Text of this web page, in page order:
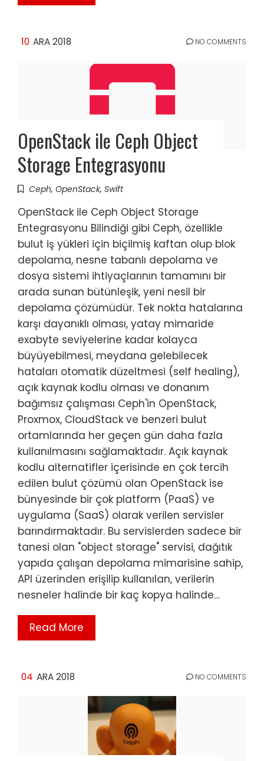
10 ARA 2018 NO COMMENTS
OpenStack ile Ceph Object
Storage Entegrasyonu
Ceph, OpenStack, Swift
OpenStack ile Ceph Object Storage
Entegrasyonu Bilindiği gibi Ceph, özellikle
bulut iş yükleri için biçilmiş kaftan olup blok
depolama, nesne tabanlı depolama ve
dosya sistemi ihtiyaçlarının tamamını bir
arada sunan bütünleşik, yeni nesil bir
depolama çözümüdür. Tek nokta hatalarına
karşı dayanıklı olması, yatay mimaride
exabyte seviyelerine kadar kolayca
büyüyebilmesi, meydana gelebilecek
hataları otomatik düzeltmesi (self healing),
açık kaynak kodlu olması ve donanım
bağımsız çalışması Ceph'in OpenStack,
Proxmox, CloudStack ve benzeri bulut
ortamlarında her geçen gün daha fazla
kullanılmasını sağlamaktadır. Açık kaynak
kodlu alternatifler içerisinde en çok tercih
edilen bulut çözümü olan OpenStack ise
bünyesinde bir çok platform (PaaS) ve
uygulama (SaaS) olarak verilen servisler
barındırmaktadır. Bu servislerden sadece bir
tanesi olan "object storage" servisi, dağıtık
yapıda çalışan depolama mimarisine sahip,
API üzerinden erişilip kullanılan, verilerin
nesneler halinde bir kaç kopya halinde…
Read More
04 ARA 2018 NO COMMENTS